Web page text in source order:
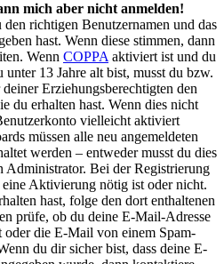
mich aber nicht anmelden!
richtigen Benutzernamen und das
hast. Wenn diese stimmen, dann
Wenn COPPA aktiviert ist und du
unter 13 Jahre alt bist, musst du bzw.
Erziehungsberechtigten den
du erhalten hast. Wenn dies nicht
vielleicht aktiviert
müssen alle neu angemeldeten
werden – entweder musst du dies
Administrator. Bei der Registrierung
Aktivierung nötig ist oder nicht.
hast, folge den dort enthaltenen
prüfe, ob du deine E-Mail-Adresse
oder die E-Mail von einem Spam-
du dir sicher bist, dass deine E-